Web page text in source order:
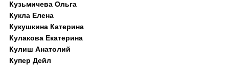
Кузьмичева Ольга
Кукла Елена
Кукушкина Катерина
Кулакова Екатерина
Кулиш Анатолий
Купер Дейл